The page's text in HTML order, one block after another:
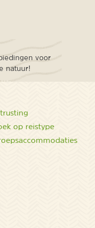
voor
natuur!
op reistype